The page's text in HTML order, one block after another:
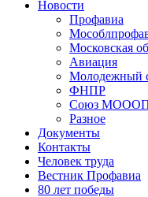
Новости
Профавиа
Московская
Авиация
Молодежный
ФНПР
Союз
Разное
Документы
Контакты
Человек труда
Вестник Профавиа
80 лет победы